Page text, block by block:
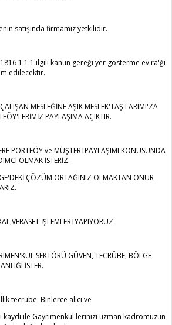
satışında firmamız yetkilidir.
1.1.1.ilgili kanun gereği yer gösterme ev'ra'ğı
edilecektir.
MESLEĞİNE AŞIK MESLEK'TAŞ'LARIMI'ZA
PAYLAŞIMA AÇIKTIR.
PORTFÖY ve MÜŞTERİ PAYLAŞIMI KONUSUNDA
OLMAK İSTERİZ.
ORTAĞINIZ OLMAKTAN ONUR
İŞLEMLERİ YAPIYORUZ
SEKTÖRÜ GÜVEN, TECRÜBE, BÖLGE
İSTER.
tecrübe. Binlerce alıcı ve
kaydı ile Gayrımenkul'lerinizi uzman kadromuzun